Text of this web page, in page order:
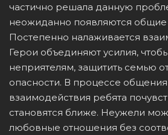
частично решала данную
неожиданно появляются общие
Постепенно налаживается
Герои объединяют усилия,
неприятелям, защитить семью
опасности. В процессе
взаимодействия ребята
становятся ближе. Неужели
любовные отношения без